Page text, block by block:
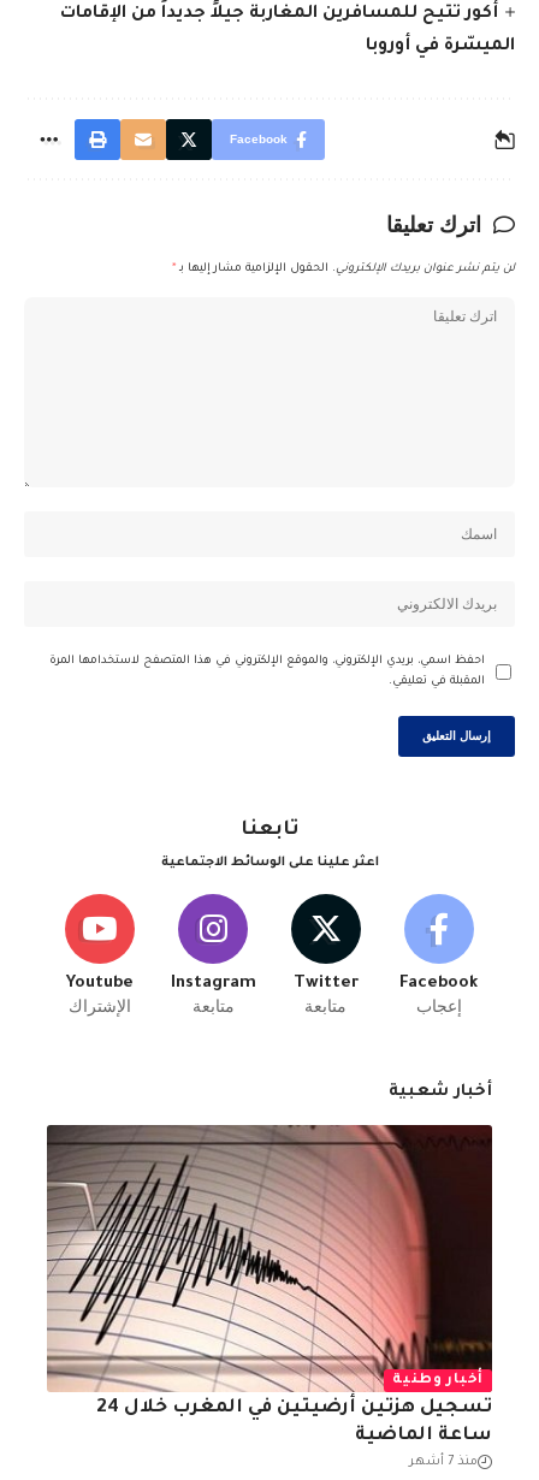
أكور تتيح للمسافرين المغاربة جيلاً جديداً من الإقامات
الميسّرة في أوروبا
Facebook
اترك تعليقا
لن يتم نشر عنوان بريدك الإلكتروني. الحقول الإلزامية مشار إليها بـ *
احفظ اسمي، بريدي الإلكتروني، والموقع الإلكتروني في هذا المتصفح لاستخدامها المرة
المقبلة في تعليقي.
تابعنا
اعثر علينا على الوسائط الاجتماعية
Facebook
إعجاب
Twitter
متابعة
Instagram
متابعة
Youtube
الإشتراك
أخبار شعبية
أخبار وطنية
تسجيل هزتين أرضيتين في المغرب خلال 24
ساعة الماضية
منذ 7 أشهر